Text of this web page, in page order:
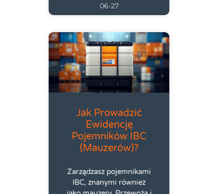
06-27
Jak Prowadzić
Ewidencję
Pojemników IBC
(mauzerów)?
Zarządzasz pojemnikami
IBC, znanymi również